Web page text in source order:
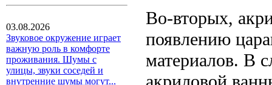
03.08.2026
Звуковое окружение играет
важную роль в комфорте
проживания. Шумы с
улицы, звуки соседей и
внутренние шумы могут...
Во-вторых,
появлению
материалов. В